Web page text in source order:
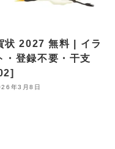
状 2027 無料 | イラ
・登録不要・干支
年3月8日